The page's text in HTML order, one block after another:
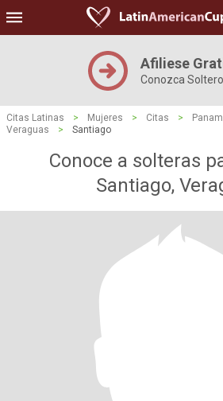
Afiliese
Conozca
Citas Latinas > Mujeres > Citas >
Veraguas
> Santiago
Conoce a solteras
Santiago,